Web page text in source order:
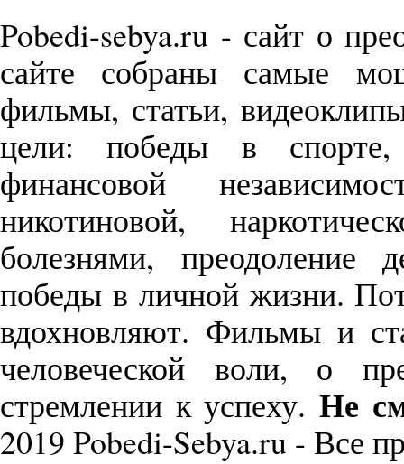
Pobedi-sebya.ru - сайт о
сайте собраны самые
фильмы, статьи,
цели: победы в
финансовой
никотиновой,
болезнями, преодоление
победы в личной жизни.
вдохновляют. Фильмы и
человеческой воли, о
стремлении к успеху.Не
2019 Pobedi-Sebya.ru - Все